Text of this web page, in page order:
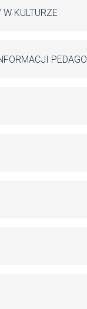
KULTURZE